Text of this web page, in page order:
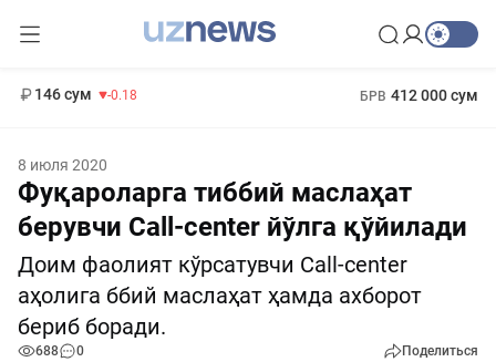
146 сум -0.18 БРВ 412 000 сум
8 июля 2020
Фуқароларга тиббий маслаҳат
берувчи Call-center йўлга қўйилади
Доим фаолият кўрсатувчи Call-center
аҳолига ббий маслаҳат ҳамда ахборот
бериб боради.
688 0 Поделиться